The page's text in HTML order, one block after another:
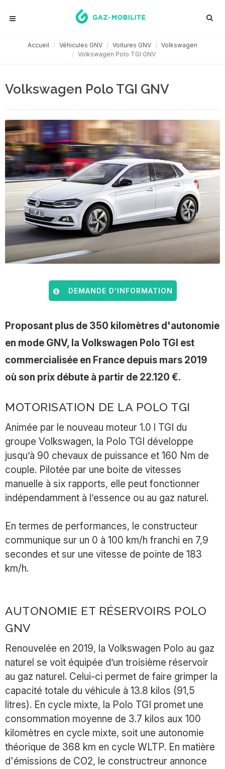
Accueil Véhicules GNV Voitures GNV
Volkswagen
Volkswagen Polo TGI GNV
Volkswagen Polo TGI GNV
DEMANDE D'INFORMATION
Proposant plus de 350 kilomètres d'autonomie
en mode GNV, la Volkswagen Polo TGI est
commercialisée en France depuis mars 2019
où son prix débute à partir de 22.120 €.
MOTORISATION DE LA POLO TGI
Animée par le nouveau moteur 1.0 l TGI du
groupe Volkswagen, la Polo TGI développe
jusqu’à 90 chevaux de puissance et 160 Nm de
couple. Pilotée par une boite de vitesses
manuelle à six rapports, elle peut fonctionner
indépendamment à l’essence ou au gaz naturel.
En termes de performances, le constructeur
communique sur un 0 à 100 km/h franchi en 7,9
secondes et sur une vitesse de pointe de 183
km/h.
AUTONOMIE ET RÉSERVOIRS POLO
GNV
Renouvelée en 2019, la Volkswagen Polo au gaz
naturel se voit équipée d’un troisième réservoir
au gaz naturel. Celui-ci permet de faire grimper la
capacité totale du véhicule à 13.8 kilos (91,5
litres). En cycle mixte, la Polo TGI promet une
consommation moyenne de 3.7 kilos aux 100
kilomètres en cycle mixte, soit une autonomie
théorique de 368 km en cycle WLTP. En matière
d'émissions de CO2, le constructreur annonce